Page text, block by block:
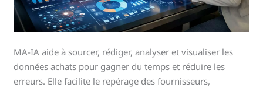
MA-IA aide à sourcer, rédiger, analyser et visualiser les
données achats pour gagner du temps et réduire les
erreurs. Elle facilite le repérage des fournisseurs,